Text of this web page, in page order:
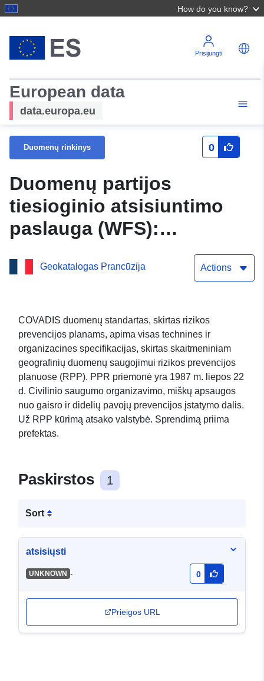
How do you know?
Prisijungti
European data
data.europa.eu
Duomenų rinkinys 0
Duomenų partijos
tiesioginio atsisiuntimo
paslauga (WFS):
Montirono komunos (Gers)
molio susitraukimo ir
prevencijos planas
Geokatalogas Prancūzija Actions
COVADIS duomenų standartas, skirtas rizikos
prevencijos planams, apima visas technines ir
organizacines specifikacijas, skirtas skaitmeniniam
geografinių duomenų saugojimui rizikos prevencijos
planuose (RPP). PPR priemonė yra 1987 m. liepos 22
d. Civilinio saugumo organizavimo, miškų apsaugos
nuo gaisro ir didelių pavojų prevencijos įstatymo dalis.
Už RPP kūrimą atsako valstybė. Sprendimą priima
prefektas.
Paskirstos 1
Sort
atsisiųsti
UNKNOWN - 0
Prieigos URL